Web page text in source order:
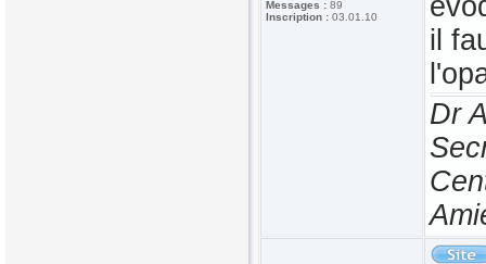
Messages : 89
Inscription : 03.01.10
il
Dr